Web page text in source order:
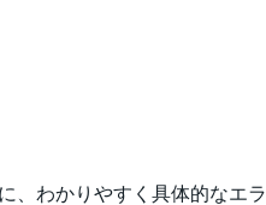
、わかりやすく具体的なエ